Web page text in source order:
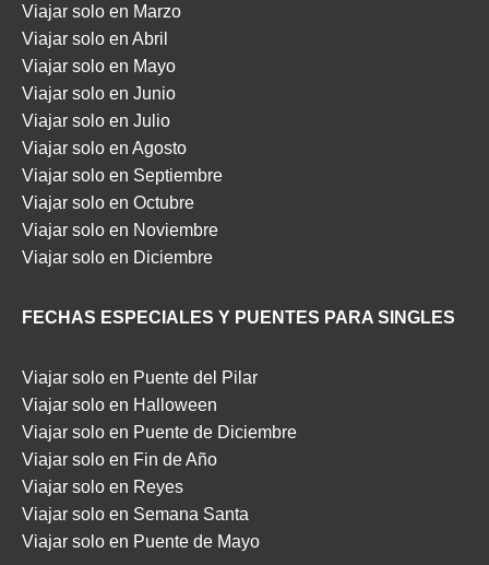
Viajar solo en Marzo
Viajar solo en Abril
Viajar solo en Mayo
Viajar solo en Junio
Viajar solo en Julio
Viajar solo en Agosto
Viajar solo en Septiembre
Viajar solo en Octubre
Viajar solo en Noviembre
Viajar solo en Diciembre
FECHAS ESPECIALES Y PUENTES PARA SINGLES
Viajar solo en Puente del Pilar
Viajar solo en Halloween
Viajar solo en Puente de Diciembre
Viajar solo en Fin de Año
Viajar solo en Reyes
Viajar solo en Semana Santa
Viajar solo en Puente de Mayo